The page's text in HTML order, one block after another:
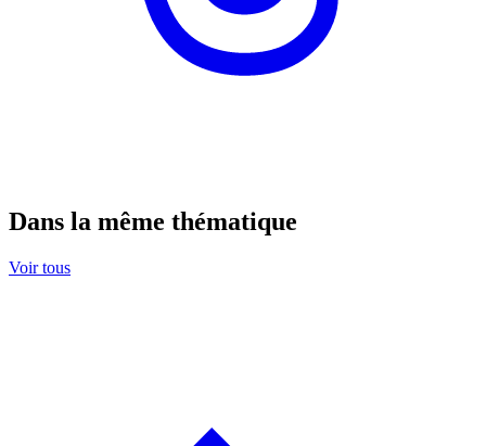
Dans la même thématique
Voir tous